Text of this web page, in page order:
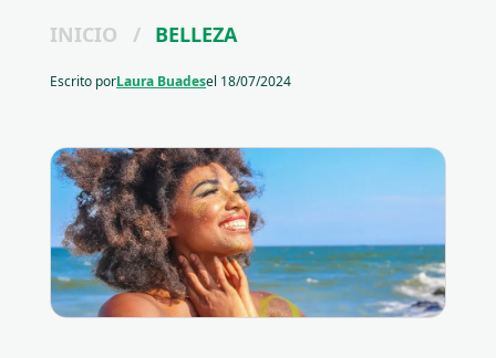
INICIO / BELLEZA
Escrito porLaura Buadesel 18/07/2024